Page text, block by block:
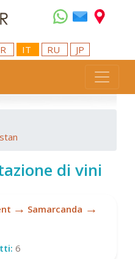
IT RU JP
di vini
→ Samarcanda →
6